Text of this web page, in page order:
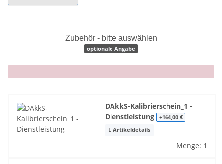
Zubehör - bitte auswählen
optionale Angabe
x
DAkkS-Kalibrierschein_1 -
Dienstleistung +164,00 €
Artikeldetails
Menge: 1